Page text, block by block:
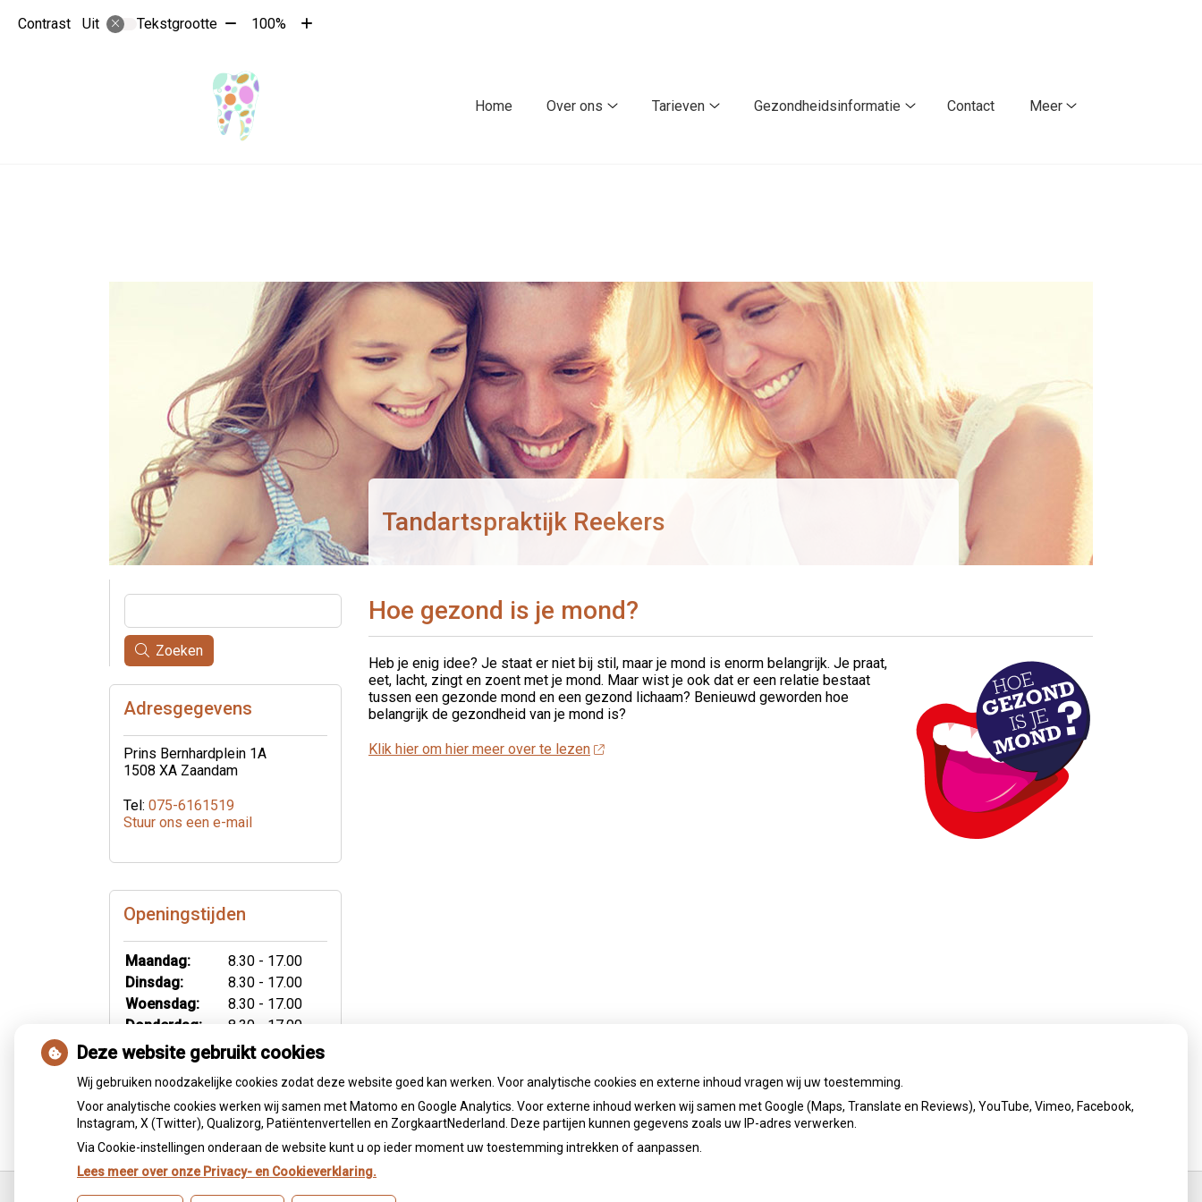
Contrast Uit Tekstgrootte Tekst
10%
100%
Tekst
Home
Over ons
Tarieven
Gezondheidsinformatie
Contact
Meer
Tandartspraktijk Reekers
Hoe gezond is je mond?
Heb je enig idee? Je staat er niet bij stil, maar je mond is enorm belangrijk. Je praat,
eet, lacht, zingt en zoent met je mond. Maar wist je ook dat er een relatie bestaat
tussen een gezonde mond en een gezond lichaam? Benieuwd geworden hoe
belangrijk de gezondheid van je mond is?
Klik hier om hier meer over te lezen
Zoeken
Adresgegevens
Prins Bernhardplein 1A
1508 XA Zaandam
Tel: 075-6161519
Stuur ons een e-mail
Openingstijden
Maandag:
8.30 - 17.00
Dinsdag:
8.30 - 17.00
Woensdag:
8.30 - 17.00
Donderdag:
8.30 - 17.00
Vrijdag:
8.30 - 12.00
Deze website gebruikt cookies
Wij gebruiken noodzakelijke cookies zodat deze website goed kan werken. Voor analytische cookies en externe inhoud vragen wij uw toestemming.
Voor analytische cookies werken wij samen met Matomo en Google Analytics. Voor externe inhoud werken wij samen met Google (Maps, Translate en Reviews), YouTube, Vimeo, Facebook,
Instagram, X (Twitter), Qualizorg, Patiëntenvertellen en ZorgkaartNederland. Deze partijen kunnen gegevens zoals uw IP-adres verwerken.
Via Cookie-instellingen onderaan de website kunt u op ieder moment uw toestemming intrekken of aanpassen.
Lees meer over onze Privacy- en Cookieverklaring.